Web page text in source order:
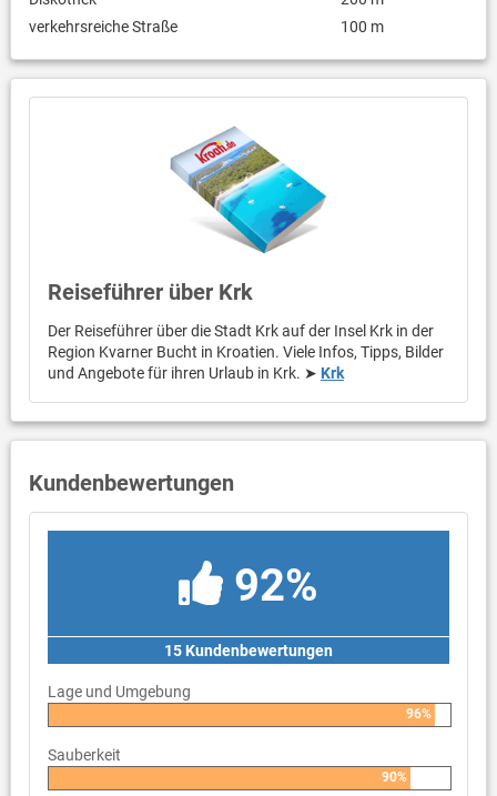
verkehrsreiche Straße
100 m
Reiseführer über Krk
Der Reiseführer über die Stadt Krk auf der Insel Krk in der
Region Kvarner Bucht in Kroatien. Viele Infos, Tipps, Bilder
und Angebote für ihren Urlaub in Krk. ➤ Krk
Kundenbewertungen
92%
15 Kundenbewertungen
Lage und Umgebung
96%
Sauberkeit
90%